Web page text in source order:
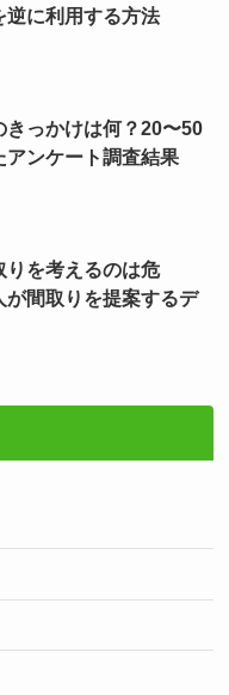
逆に利用する方法
きっかけは何？20〜50
アンケート調査結果
りを考えるのは危
が間取りを提案するデ